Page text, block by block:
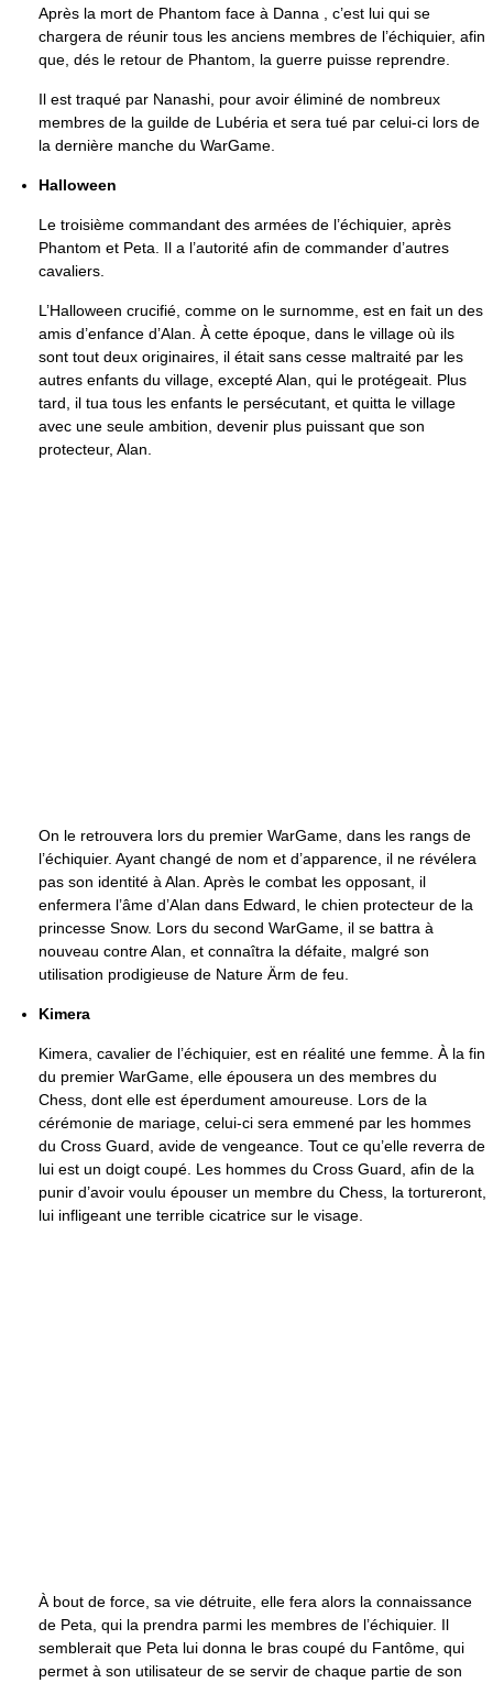
Après la mort de Phantom face à Danna , c’est lui qui se
chargera de réunir tous les anciens membres de l’échiquier, afin
que, dés le retour de Phantom, la guerre puisse reprendre.
Il est traqué par Nanashi, pour avoir éliminé de nombreux
membres de la guilde de Lubéria et sera tué par celui-ci lors de
la dernière manche du WarGame.
Halloween
Le troisième commandant des armées de l’échiquier, après
Phantom et Peta. Il a l’autorité afin de commander d’autres
cavaliers.
L’Halloween crucifié, comme on le surnomme, est en fait un des
amis d’enfance d’Alan. À cette époque, dans le village où ils
sont tout deux originaires, il était sans cesse maltraité par les
autres enfants du village, excepté Alan, qui le protégeait. Plus
tard, il tua tous les enfants le persécutant, et quitta le village
avec une seule ambition, devenir plus puissant que son
protecteur, Alan.
On le retrouvera lors du premier WarGame, dans les rangs de
l’échiquier. Ayant changé de nom et d’apparence, il ne révélera
pas son identité à Alan. Après le combat les opposant, il
enfermera l’âme d’Alan dans Edward, le chien protecteur de la
princesse Snow. Lors du second WarGame, il se battra à
nouveau contre Alan, et connaîtra la défaite, malgré son
utilisation prodigieuse de Nature Ärm de feu.
Kimera
Kimera, cavalier de l’échiquier, est en réalité une femme. À la fin
du premier WarGame, elle épousera un des membres du
Chess, dont elle est éperdument amoureuse. Lors de la
cérémonie de mariage, celui-ci sera emmené par les hommes
du Cross Guard, avide de vengeance. Tout ce qu’elle reverra de
lui est un doigt coupé. Les hommes du Cross Guard, afin de la
punir d’avoir voulu épouser un membre du Chess, la tortureront,
lui infligeant une terrible cicatrice sur le visage.
À bout de force, sa vie détruite, elle fera alors la connaissance
de Peta, qui la prendra parmi les membres de l’échiquier. Il
semblerait que Peta lui donna le bras coupé du Fantôme, qui
permet à son utilisateur de se servir de chaque partie de son